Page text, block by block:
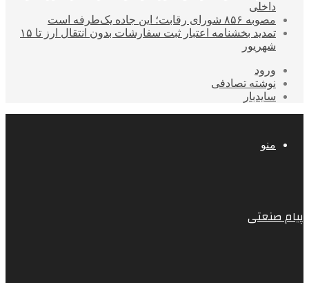
داخلی
مصوبه ۸۵۶ شورای رقابت؛ این جاده یک‌طرفه است
تمدید بخشنامه اعتبار ثبت سفارشات بدون انتقال ارز تا ۱۵
شهریور
ورود
نوشته تصادفی
سایدبار
منو
پیام صنعتی